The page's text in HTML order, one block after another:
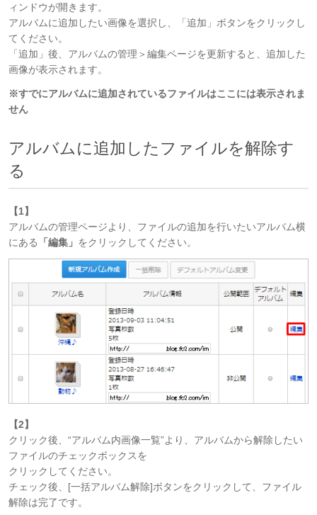
ィンドウが開きます。
アルバムに追加したい画像を選択し、「追加」ボタンをクリックし
てください。
「追加」後、アルバムの管理＞編集ページを更新すると、追加した
画像が表示されます。
※すでにアルバムに追加されているファイルはここには表示されま
せん
アルバムに追加したファイルを解除す
る
【1】
アルバムの管理ページより、ファイルの追加を行いたいアルバム横
にある
「編集」 をクリックしてください。
【2】
クリック後、“アルバム内画像一覧”より、アルバムから解除したい
ファイルのチェックボックスを
クリックしてください。
チェック後、[一括アルバム解除]ボタンをクリックして、ファイル
解除は完了です。